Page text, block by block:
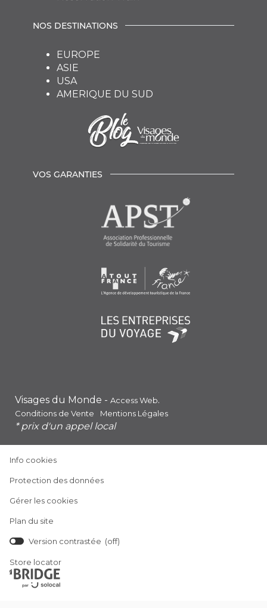
NOS DESTINATIONS
EUROPE
ASIE
USA
AMERIQUE DU SUD
VOS GARANTIES
Visages du Monde - Access Web.
Conditions de Vente Mentions Légales
* prix d'un appel local
Info cookies(ouvre
une
fenêtre)
Protection des données(ouvre
Gérer les cookies
Plan du site
Version contrastée (off)
Store locator
(ouvre
dans
une